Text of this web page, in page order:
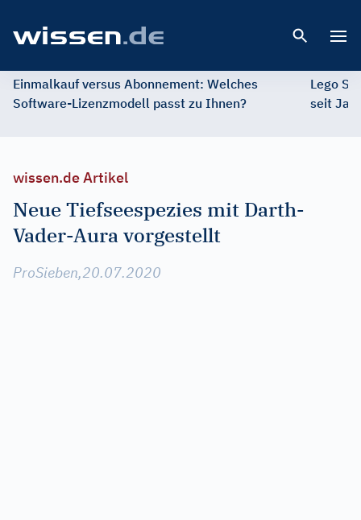
Einmalkauf versus Abonnement: Welches
Software-Lizenzmodell passt zu Ihnen?
Lego
seit
wissen.de Artikel
Neue Tiefseespezies mit Darth-
Vader-Aura vorgestellt
ProSieben,20.07.2020